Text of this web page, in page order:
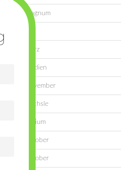
Magnum
März
Medien
November
Oechsle
Oidium
Oktober
Oktober